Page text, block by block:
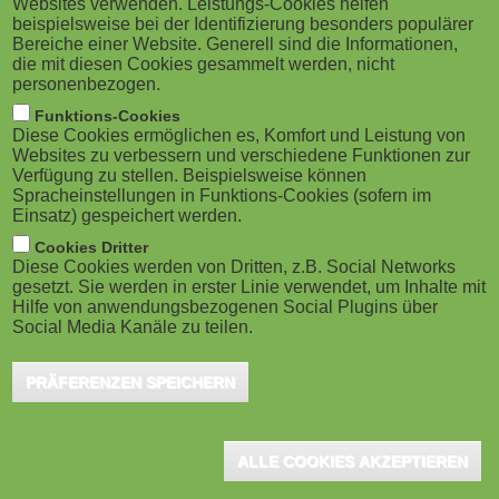
M
o
b
i
l
e
)
g
a
o
n
Pandemie erhebliche Veränderungen
erfahren. Infektionsschutz und Hygienemaßnahmen
genießen nach wie vor oberste Priorität.
Dementsprechend wird die Lehre auf noch
unabsehbare Zeit primär digital durchgeführt. Aus
einem Nice-to-have ist ein Must-do geworden. Um die
Hochschulen durch die verschiedenen Phasen zu
begleiten, hat Lecturio zugeschnittene Angebote
entwickelt.
der "Übergangsphase" und der "neuen Realität". In der ersten
In der dritten Phasen entsteht ein fließender Übergang zwischen
Websites verwenden. Leistungs-Cookies helfen
beispielsweise bei der Identifizierung besonders populärer
Bereiche einer Website. Generell sind die Informationen,
die mit diesen Cookies gesammelt werden, nicht
personenbezogen.
Funktions-Cookies
Diese Cookies ermöglichen es, Komfort und Leistung von
Websites zu verbessern und verschiedene Funktionen zur
Verfügung zu stellen. Beispielsweise können
Spracheinstellungen in Funktions-Cookies (sofern im
Einsatz) gespeichert werden.
Cookies Dritter
Diese Cookies werden von Dritten, z.B. Social Networks
gesetzt. Sie werden in erster Linie verwendet, um Inhalte mit
Hilfe von anwendungsbezogenen Social Plugins über
Social Media Kanäle zu teilen.
PRÄFERENZEN SPEICHERN
ALLE COOKIES AKZEPTIEREN